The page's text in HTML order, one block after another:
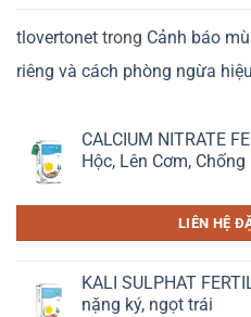
tlovertonet trong Cảnh báo
riêng và cách phòng ngừa
CALCIUM NITRATE
Hộc, Lên Cơm,
LIÊN HỆ
KALI SULPHAT
nặng ký, ngọt trái